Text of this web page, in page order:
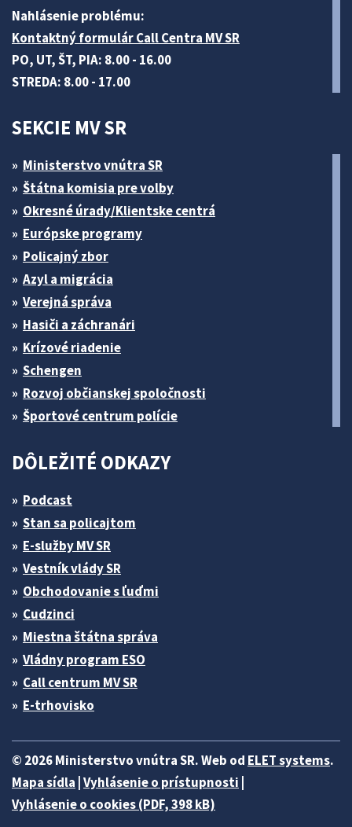
Nahlásenie problému:
Kontaktný formulár Call Centra MV SR
PO, UT, ŠT, PIA: 8.00 - 16.00
STREDA: 8.00 - 17.00
SEKCIE MV SR
Ministerstvo vnútra SR
Štátna komisia pre volby
Okresné úrady/Klientske centrá
Európske programy
Policajný zbor
Azyl a migrácia
Verejná správa
Hasiči a záchranári
Krízové riadenie
Schengen
Rozvoj občianskej spoločnosti
Športové centrum polície
DÔLEŽITÉ ODKAZY
Podcast
Stan sa policajtom
E-služby MV SR
Vestník vlády SR
Obchodovanie s ľuďmi
Cudzinci
Miestna štátna správa
Vládny program ESO
Call centrum MV SR
E-trhovisko
© 2026 Ministerstvo vnútra SR. Web od ELET systems.
Mapa sídla Vyhlásenie o prístupnosti
Vyhlásenie o cookies (PDF, 398 kB)